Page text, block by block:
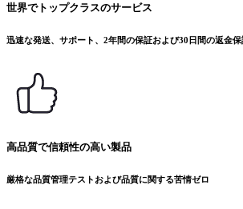
世界でトップクラスのサービス
迅速な発送、サポート、2年間の保証および30日間の返金保
高品質で信頼性の高い製品
厳格な品質管理テストおよび品質に関する苦情ゼロ